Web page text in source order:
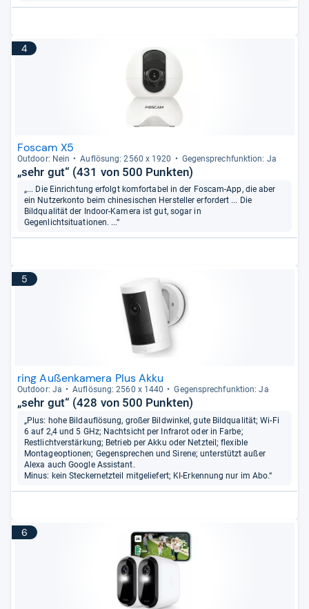
4
Foscam X5
Out­door: Nein Auf­lö­sung: 2560 x 1920 Gegen­sprech­funk­tion: Ja
„sehr gut“ (431 von 500 Punkten)
„... Die Einrichtung erfolgt komfortabel in der Foscam-App, die aber
ein Nutzerkonto beim chinesischen Hersteller erfordert ... Die
Bildqualität der Indoor-Kamera ist gut, sogar in
Gegenlichtsituationen. ...“
5
ring Außenkamera Plus Akku
Out­door: Ja Auf­lö­sung: 2560 x 1440 Gegen­sprech­funk­tion: Ja
„sehr gut“ (428 von 500 Punkten)
„Plus: hohe Bildauflösung, großer Bildwinkel, gute Bildqualität; Wi-Fi
6 auf 2,4 und 5 GHz; Nachtsicht per Infrarot oder in Farbe;
Restlichtverstärkung; Betrieb per Akku oder Netzteil; flexible
Montageoptionen; Gegensprechen und Sirene; unterstützt außer
Alexa auch Google Assistant.
Minus: kein Steckernetzteil mitgeliefert; KI-Erkennung nur im Abo.“
6